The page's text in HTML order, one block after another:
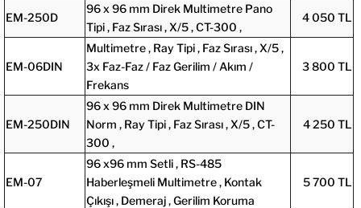
EM-250D
96 x 96 mm Direk Multimetre Pano
Tipi , Faz Sırası , X/5 , CT-300 ,
4 050 TL
EM-06DIN
Multimetre , Ray Tipi , Faz Sırası , X/5 ,
3x Faz-Faz / Faz Gerilim / Akım /
Frekans
3 800 TL
EM-250DIN
96 x 96 mm Direk Multimetre DIN
Norm , Ray Tipi , Faz Sırası , X/5 , CT-
300 ,
4 250 TL
EM-07
96 x96 mm Setli , RS-485
Haberleşmeli Multimetre , Kontak
Çıkışı , Demeraj , Gerilim Koruma
5 700 TL